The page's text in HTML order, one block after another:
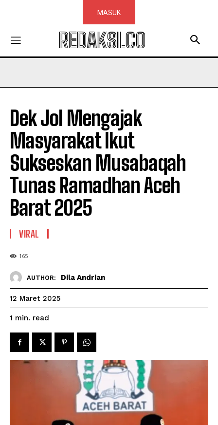
MASUK
REDAKSI.CO
Dek Jol Mengajak
Masyarakat Ikut
Sukseskan Musabaqah
Tunas Ramadhan Aceh
Barat 2025
VIRAL
165
AUTHOR: Dila Andrian
12 Maret 2025
1 min. read